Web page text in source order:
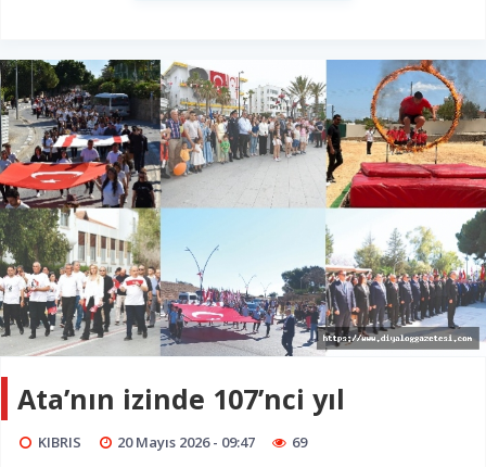
Ata’nın izinde 107’nci yıl
KIBRIS 20 Mayıs 2026 - 09:47 69